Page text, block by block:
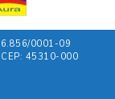
0001-09
45310-000